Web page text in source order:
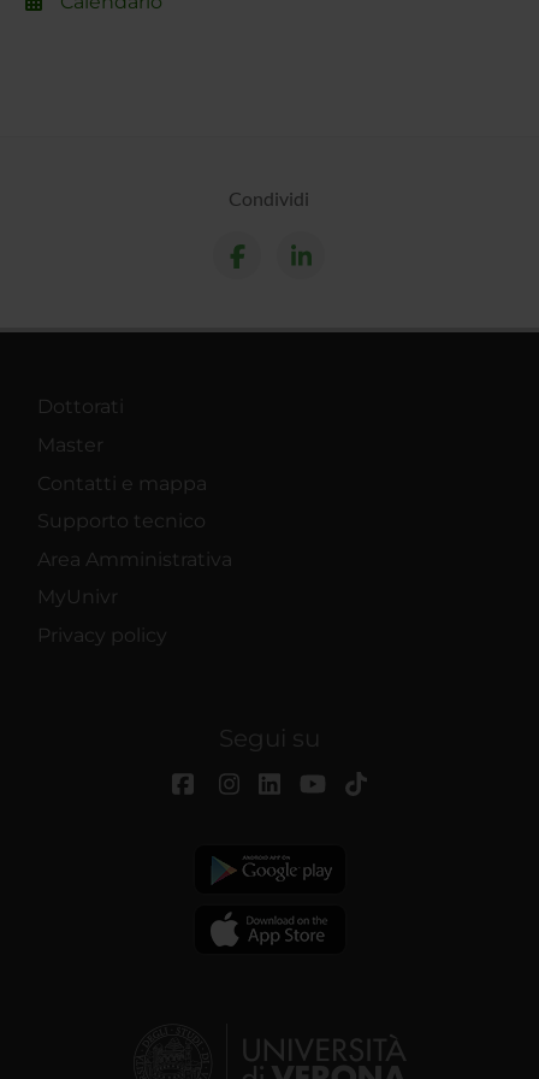
Condividi
Dottorati
Master
Contatti e mappa
Supporto tecnico
Area Amministrativa
MyUnivr
Privacy policy
Segui su